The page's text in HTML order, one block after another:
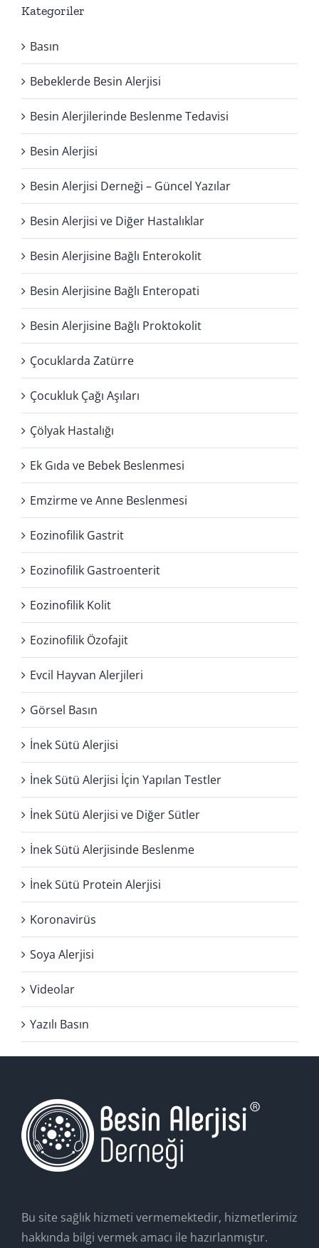
Kategoriler
Basın
Bebeklerde Besin Alerjisi
Besin Alerjilerinde Beslenme Tedavisi
Besin Alerjisi
Besin Alerjisi Derneği – Güncel Yazılar
Besin Alerjisi ve Diğer Hastalıklar
Besin Alerjisine Bağlı Enterokolit
Besin Alerjisine Bağlı Enteropati
Besin Alerjisine Bağlı Proktokolit
Çocuklarda Zatürre
Çocukluk Çağı Aşıları
Çölyak Hastalığı
Ek Gıda ve Bebek Beslenmesi
Emzirme ve Anne Beslenmesi
Eozinofilik Gastrit
Eozinofilik Gastroenterit
Eozinofilik Kolit
Eozinofilik Özofajit
Evcil Hayvan Alerjileri
Görsel Basın
İnek Sütü Alerjisi
İnek Sütü Alerjisi İçin Yapılan Testler
İnek Sütü Alerjisi ve Diğer Sütler
İnek Sütü Alerjisinde Beslenme
İnek Sütü Protein Alerjisi
Koronavirüs
Soya Alerjisi
Videolar
Yazılı Basın
Bu site sağlık hizmeti vermemektedir, hizmetlerimiz
hakkında bilgi vermek amacı ile hazırlanmıştır.